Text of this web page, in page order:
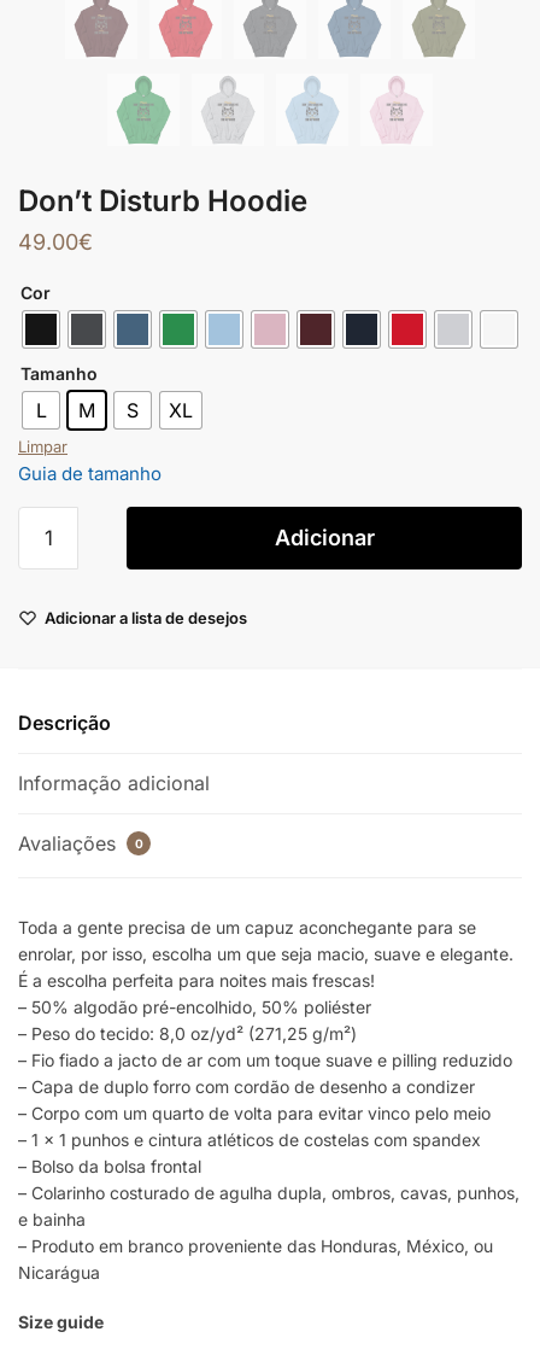
Don’t Disturb Hoodie
49.00€
Cor
Tamanho
L M S XL
Limpar
Guia de tamanho
Adicionar
Adicionar a lista de desejos
Descrição
Informação adicional
Avaliações 0
Toda a gente precisa de um capuz aconchegante para se
enrolar, por isso, escolha um que seja macio, suave e elegante.
É a escolha perfeita para noites mais frescas!
– 50% algodão pré-encolhido, 50% poliéster
– Peso do tecido: 8,0 oz/yd² (271,25 g/m²)
– Fio fiado a jacto de ar com um toque suave e pilling reduzido
– Capa de duplo forro com cordão de desenho a condizer
– Corpo com um quarto de volta para evitar vinco pelo meio
– 1 × 1 punhos e cintura atléticos de costelas com spandex
– Bolso da bolsa frontal
– Colarinho costurado de agulha dupla, ombros, cavas, punhos,
e bainha
– Produto em branco proveniente das Honduras, México, ou
Nicarágua
Size guide